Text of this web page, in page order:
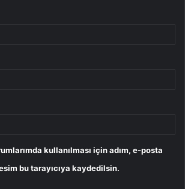
kullanılması için adım, e-posta
bu tarayıcıya kaydedilsin.